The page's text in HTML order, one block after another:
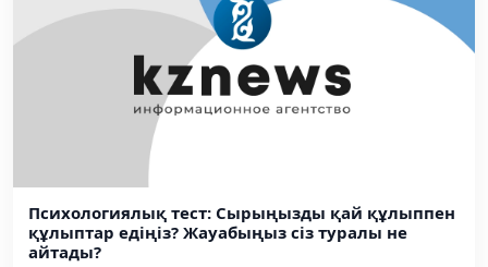
Психологиялық тест: Сырыңызды қай құлыппен
құлыптар едіңіз? Жауабыңыз сіз туралы не
айтады?